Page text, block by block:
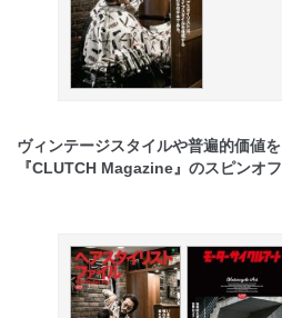
ヴィンテージスタイルや普遍的価値
『CLUTCH Magazine』のスピンオ